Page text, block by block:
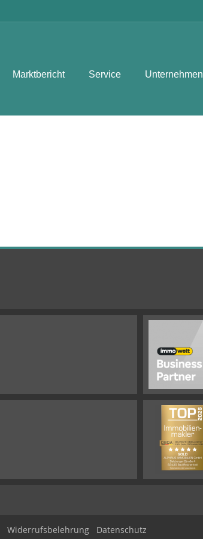
Marktbericht Service Unternehmen
Widerrufsbelehrung Datenschutz